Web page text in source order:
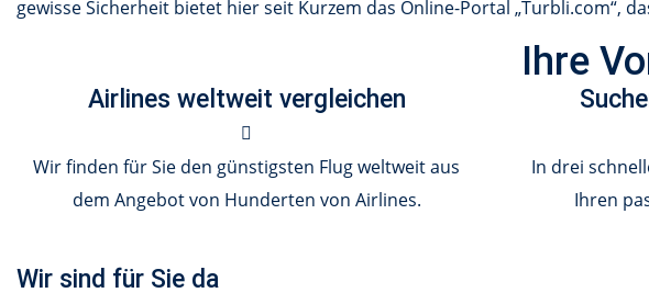
gewisse Sicherheit bietet hier seit Kurzem das Online-Portal „Turbli.com“,
Ihre
Airlines weltweit vergleichen
Wir finden für Sie den günstigsten Flug weltweit aus
dem Angebot von Hunderten von Airlines.
In drei
Ihren
Wir sind für Sie da